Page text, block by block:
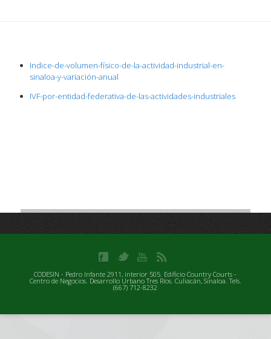
Indice-de-volumen-físico-de-la-actividad-industrial-en-
sinaloa-y-variación-anual
IVF-por-entidad-federativa-de-las-actividades-industriales
CODESIN - Pedro Infante 2911, interior 505. Edificio Country Courts -
Centro de Negocios. Desarrollo Urbano Tres Ríos. Culiacán, Sinaloa. Tels.
(667) 712-8232